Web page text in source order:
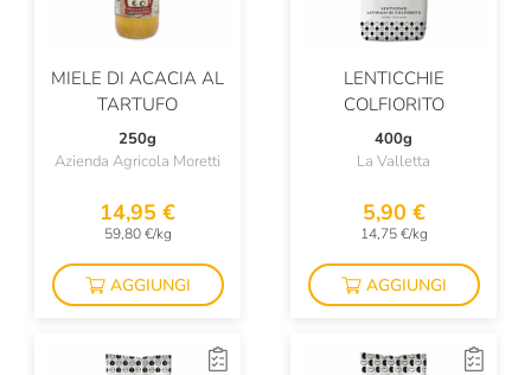
MIELE DI ACACIA AL
TARTUFO
250g
Azienda Agricola Moretti
14,95 €
59,80 €/kg
AGGIUNGI
LENTICCHIE
COLFIORITO
400g
La Valletta
5,90 €
14,75 €/kg
AGGIUNGI